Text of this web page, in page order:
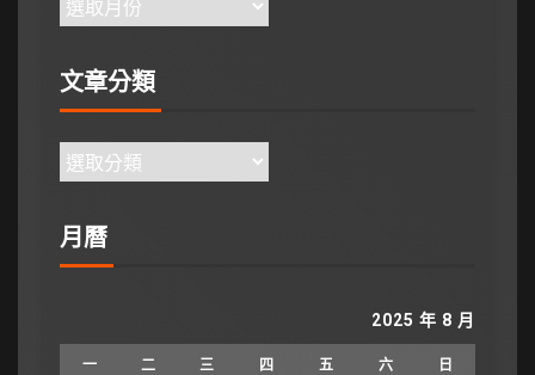
文章分類
月曆
2025 年 8 月
一 二 三 四 五 六 日